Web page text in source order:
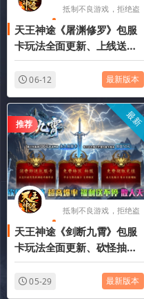
抵制不良游戏，拒绝盗
版游戏
天王神途《屠渊修罗》包服
卡玩法全面更新、上线送
8888路费、时间等于一切、
超低消费、PK激情（法神之
06-12 最新版本
推荐 最新
抵制不良游戏，拒绝盗
版游戏
天王神途《剑断九霄》包服
卡玩法全面更新、砍怪抽充
值、超高爆率、福利送不
停、散人天堂（机械路霸特
05-29 最新版本